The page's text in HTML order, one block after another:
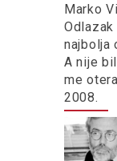
Marko
najbolja
A nije
me
2008.